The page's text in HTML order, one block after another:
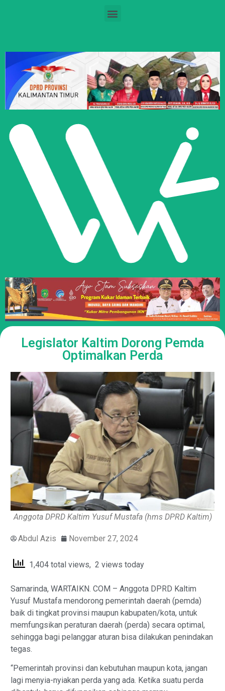
Legislator Kaltim Dorong Pemda
Optimalkan Perda
Anggota DPRD Kaltim Yusuf Mustafa (hms DPRD Kaltim)
Abdul Azis November 27, 2024
1,404 total views, 2 views today
Samarinda, WARTAIKN. COM – Anggota DPRD Kaltim
Yusuf Mustafa mendorong pemerintah daerah (pemda)
baik di tingkat provinsi maupun kabupaten/kota, untuk
memfungsikan peraturan daerah (perda) secara optimal,
sehingga bagi pelanggar aturan bisa dilakukan penindakan
tegas.
“Pemerintah provinsi dan kebutuhan maupun kota, jangan
lagi menyia-nyiakan perda yang ada. Ketika suatu perda